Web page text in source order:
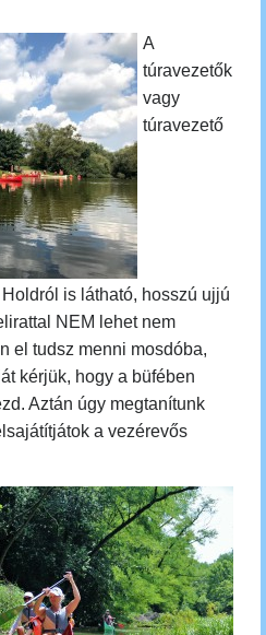
A
túravezetők
vagy
túravezető
is látható, hosszú ujjú
NEM lehet nem
el tudsz menni mosdóba,
kérjük, hogy a büfében
Aztán úgy megtanítunk
a vezérevős